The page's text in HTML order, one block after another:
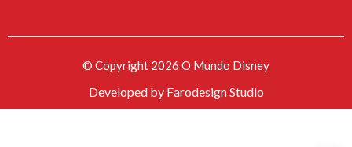
© Copyright 2026 O Mundo Disney
Developed by Farodesign Studio